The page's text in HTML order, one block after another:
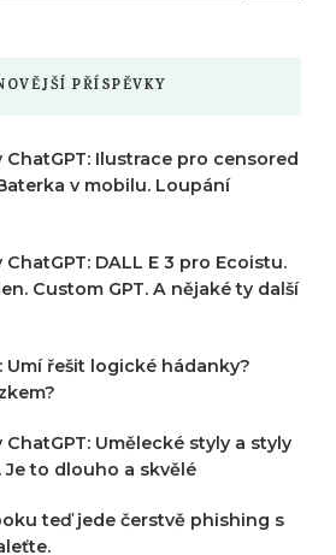
PŘÍSPĚVKY
ChatGPT: Ilustrace pro censored
v mobilu. Loupání
ChatGPT: DALL E 3 pro Ecoistu.
Custom GPT. A nějaké ty další
Umí řešit logické hádanky?
ChatGPT: Umělecké styly a styly
to dlouho a skvělé
teď jede čerstvě phishing s